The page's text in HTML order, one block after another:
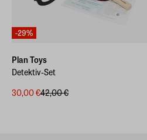
-29%
Plan Toys
Detektiv-Set
30,00 €42,00 €